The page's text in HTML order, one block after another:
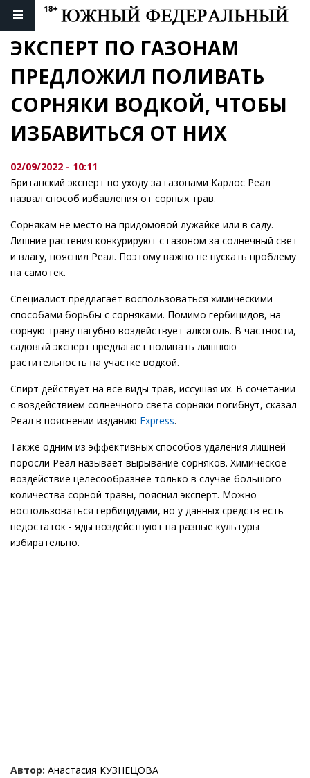
ЭКСПЕРТ ПО ГАЗОНАМ
ПРЕДЛОЖИЛ ПОЛИВАТЬ
СОРНЯКИ ВОДКОЙ, ЧТОБЫ
ИЗБАВИТЬСЯ ОТ НИХ
02/09/2022 - 10:11
Британский эксперт по уходу за газонами Карлос Реал
назвал способ избавления от сорных трав.
Сорнякам не место на придомовой лужайке или в саду.
Лишние растения конкурируют с газоном за солнечный свет
и влагу, пояснил Реал. Поэтому важно не пускать проблему
на самотек.
Специалист предлагает воспользоваться химическими
способами борьбы с сорняками. Помимо гербицидов, на
сорную траву пагубно воздействует алкоголь. В частности,
садовый эксперт предлагает поливать лишнюю
растительность на участке водкой.
Спирт действует на все виды трав, иссушая их. В сочетании
с воздействием солнечного света сорняки погибнут, сказал
Реал в пояснении изданию Express.
Также одним из эффективных способов удаления лишней
поросли Реал называет вырывание сорняков. Химическое
воздействие целесообразнее только в случае большого
количества сорной травы, пояснил эксперт. Можно
воспользоваться гербицидами, но у данных средств есть
недостаток - яды воздействуют на разные культуры
избирательно.
Автор: Анастасия КУЗНЕЦОВА